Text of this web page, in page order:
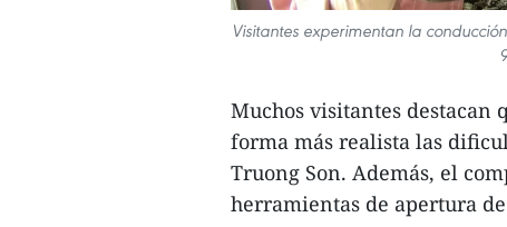
Visitantes experimentan la
Muchos visitantes destacan
forma más realista las
Truong Son. Además, el
herramientas de apertura